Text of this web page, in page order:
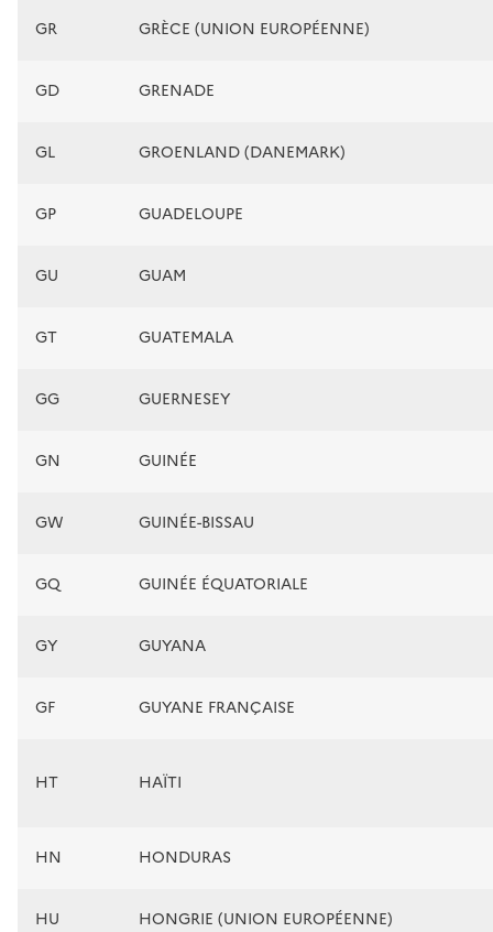
GR GRÈCE (UNION EUROPÉENNE)
GD GRENADE
GL GROENLAND (DANEMARK)
GP GUADELOUPE
GU GUAM
GT GUATEMALA
GG GUERNESEY
GN GUINÉE
GW GUINÉE-BISSAU
GQ GUINÉE ÉQUATORIALE
GY GUYANA
GF GUYANE FRANÇAISE
HT HAÏTI
HN HONDURAS
HU HONGRIE (UNION EUROPÉENNE)